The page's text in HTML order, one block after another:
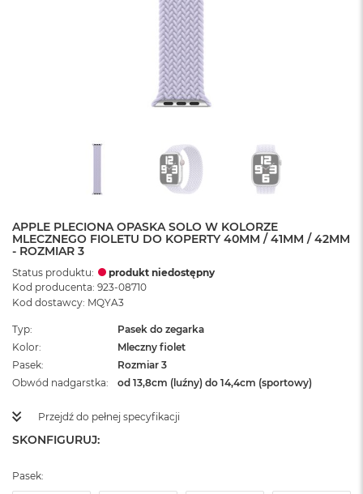
APPLE PLECIONA OPASKA SOLO W KOLORZE
MLECZNEGO FIOLETU DO KOPERTY 40MM / 41MM / 42MM
- ROZMIAR 3
Status produktu:
produkt niedostępny
Kod producenta: 923-08710
Kod dostawcy: MQYA3
Typ
Pasek do zegarka
Kolor
Mleczny fiolet
Pasek
Rozmiar 3
Obwód nadgarstka
od 13,8cm (luźny) do 14,4cm (sportowy)
Przejdź do pełnej specyfikacji
SKONFIGURUJ:
Pasek: